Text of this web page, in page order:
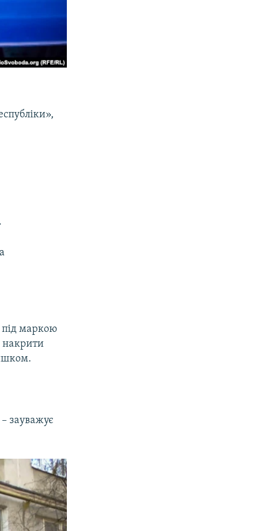
маркою
накрити
зауважує